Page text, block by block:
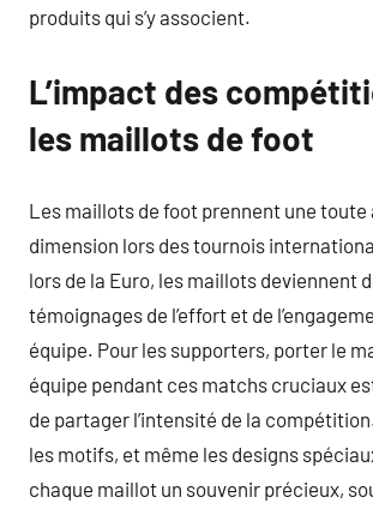
produits qui s’y associent.
L’impact des
les maillots de foot
Les maillots de foot prennent une toute
dimension lors des tournois
lors de la Euro, les maillots deviennent
témoignages de l’effort et de
équipe. Pour les supporters, porter le
équipe pendant ces matchs cruciaux
de partager l’intensité de la
les motifs, et même les designs
chaque maillot un souvenir précieux,